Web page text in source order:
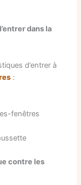
dans la
d’entrer à
:
fenêtres
contre les